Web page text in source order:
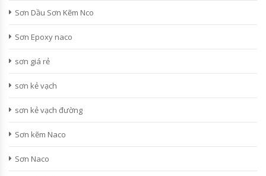
Sơn Dầu Sơn Kẽm Nco
Sơn Epoxy naco
sơn giá rẻ
sơn kẻ vạch
sơn kẻ vạch đường
Sơn kẽm Naco
Sơn Naco